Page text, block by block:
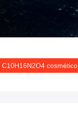
C10H16N2O4 cosmético